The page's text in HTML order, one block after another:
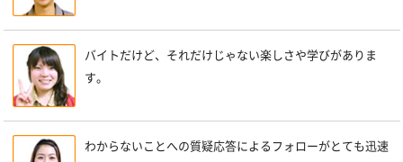
バイトだけど、それだけじゃない楽しさや学びがありま
す。
わからないことへの質疑応答によるフォローがとても迅速